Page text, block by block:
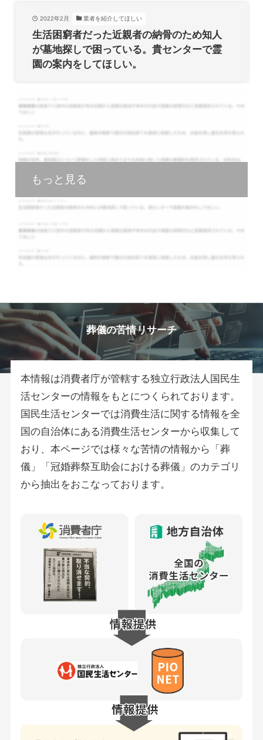
2022年2月 業者を紹介してほしい
生活困窮者だった近親者の納骨のため知人
が墓地探しで困っている。貴センターで霊
園の案内をしてほしい。
もっと見る
葬儀の苦情リサーチ
本情報は消費者庁が管轄する独立行政法人国民生
活センターの情報をもとにつくられております。
国民生活センターでは消費生活に関する情報を全
国の自治体にある消費生活センターから収集して
おり、本ページでは様々な苦情の情報から「葬
儀」「冠婚葬祭互助会における葬儀」のカテゴリ
から抽出をおこなっております。